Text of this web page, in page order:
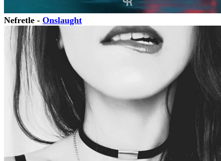
Nefretle - Onslaught